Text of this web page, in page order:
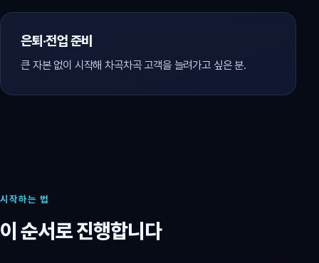
은퇴·전업 준비
큰 자본 없이 시작해 차곡차곡 고객을 늘려가고 싶은 분.
시작하는 법
이 순서로 진행합니다